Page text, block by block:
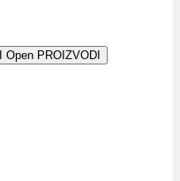
Open PROIZVODI